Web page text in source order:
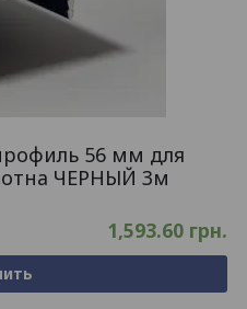
56 мм для
ЧЕРНЫЙ 3м
1,593.60 грн.